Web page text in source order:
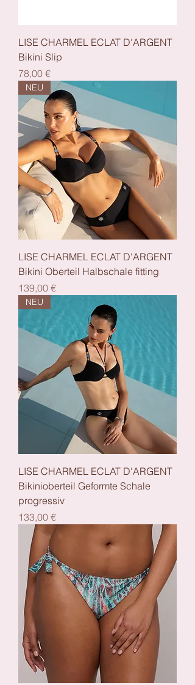
LISE CHARMEL ECLAT D'ARGENT
Bikini Slip
Preis
78,00 €
NEU
LISE CHARMEL ECLAT D'ARGENT
Bikini Oberteil Halbschale fitting
Preis
139,00 €
NEU
LISE CHARMEL ECLAT D'ARGENT
Bikinioberteil Geformte Schale
progressiv
Preis
133,00 €